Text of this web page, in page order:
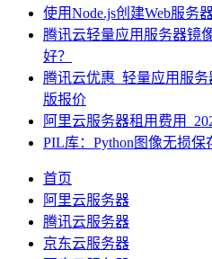
使用Node.js创建Web服务
腾讯云轻量应用服务器镜
好？
腾讯云优惠_轻量应用服
版报价
阿里云服务器租用费用
PIL库：Python图像无损保
首页
阿里云服务器
腾讯云服务器
京东云服务器